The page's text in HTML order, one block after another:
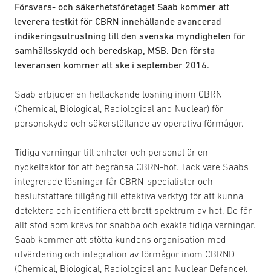
Försvars- och säkerhetsföretaget Saab kommer att
leverera testkit för CBRN innehållande avancerad
indikeringsutrustning till den svenska myndigheten för
samhällsskydd och beredskap, MSB. Den första
leveransen kommer att ske i september 2016.
Saab erbjuder en heltäckande lösning inom CBRN
(Chemical, Biological, Radiological and Nuclear) för
personskydd och säkerställande av operativa förmågor.
Tidiga varningar till enheter och personal är en
nyckelfaktor för att begränsa CBRN-hot. Tack vare Saabs
integrerade lösningar får CBRN-specialister och
beslutsfattare tillgång till effektiva verktyg för att kunna
detektera och identifiera ett brett spektrum av hot. De får
allt stöd som krävs för snabba och exakta tidiga varningar.
Saab kommer att stötta kundens organisation med
utvärdering och integration av förmågor inom CBRND
(Chemical, Biological, Radiological and Nuclear Defence).